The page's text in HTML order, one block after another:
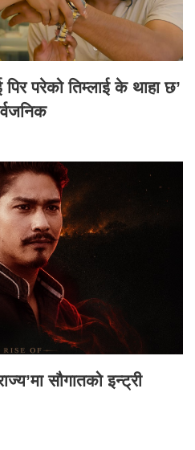
पिर परेको तिम्लाई के थाहा छ’
सौगातको इन्ट्री